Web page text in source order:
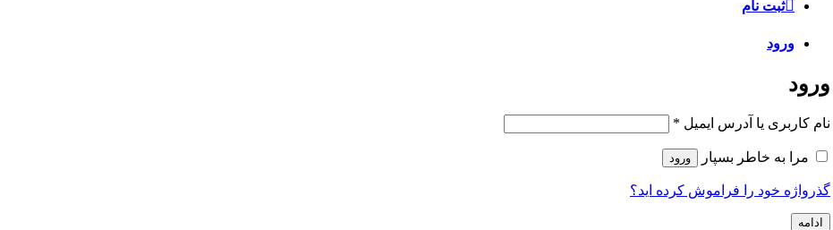
ثبت نام
ورود
ورود
نام کاربری یا آدرس ایمیل *
مرا به خاطر بسپار ورود
گذرواژه خود را فراموش کرده اید؟
ادامه